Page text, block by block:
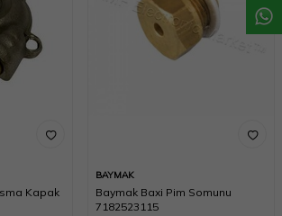
Kapak
BAYMAK
Baymak Baxi Pim Somunu
7182523115